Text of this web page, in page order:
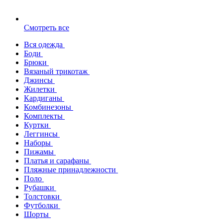
Смотреть все
Вся одежда
Боди
Брюки
Вязаный трикотаж
Джинсы
Жилетки
Кардиганы
Комбинезоны
Комплекты
Куртки
Леггинсы
Наборы
Пижамы
Платья и сарафаны
Пляжные принадлежности
Поло
Рубашки
Толстовки
Футболки
Шорты